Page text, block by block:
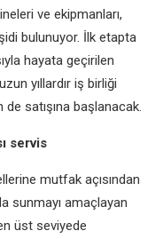
ve ekipmanları,
bulunuyor. İlk etapta
hayata geçirilen
yıllardır iş birliği
satışına başlanacak.
servis
mutfak açısından
sunmayı amaçlayan
üst seviyede